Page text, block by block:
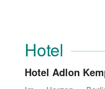
Hotel
Hotel Adlon